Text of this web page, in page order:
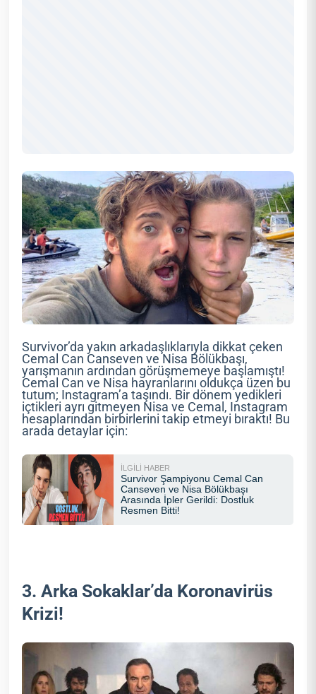
Survivor’da yakın arkadaşlıklarıyla dikkat çeken
Cemal Can Canseven ve Nisa Bölükbaşı,
yarışmanın ardından görüşmemeye başlamıştı!
Cemal Can ve Nisa hayranlarını oldukça üzen bu
tutum; Instagram’a taşındı. Bir dönem yedikleri
içtikleri ayrı gitmeyen Nisa ve Cemal, Instagram
hesaplarından birbirlerini takip etmeyi bıraktı! Bu
arada detaylar için:
3. Arka Sokaklar’da Koronavirüs
Krizi!